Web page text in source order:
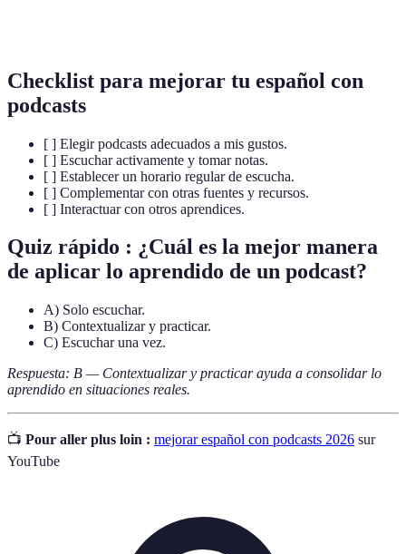
Checklist para mejorar tu español con
podcasts
[ ] Elegir podcasts adecuados a mis gustos.
[ ] Escuchar activamente y tomar notas.
[ ] Establecer un horario regular de escucha.
[ ] Complementar con otras fuentes y recursos.
[ ] Interactuar con otros aprendices.
Quiz rápido : ¿Cuál es la mejor manera
de aplicar lo aprendido de un podcast?
A) Solo escuchar.
B) Contextualizar y practicar.
C) Escuchar una vez.
Respuesta: B — Contextualizar y practicar ayuda a consolidar lo
aprendido en situaciones reales.
📺 Pour aller plus loin : mejorar español con podcasts 2026 sur
YouTube